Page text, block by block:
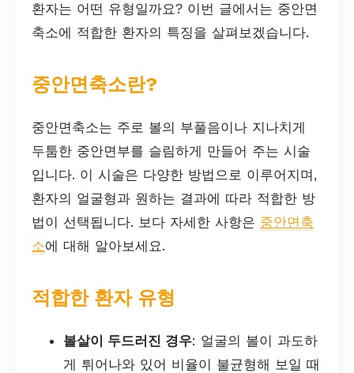
환자는 어떤 유형일까요? 이번 글에서는 중안면
축소에 적합한 환자의 특징을 살펴보겠습니다.
중안면축소란?
중안면축소는 주로 볼의 부풀음이나 지나치게
두툼한 중안면부를 슬림하게 만들어 주는 시술
입니다. 이 시술은 다양한 방법으로 이루어지며,
환자의 얼굴형과 원하는 결과에 따라 적합한 방
법이 선택됩니다. 보다 자세한 사항은 중안면축
소에 대해 알아보세요.
적합한 환자 유형
볼살이 두드러진 경우: 얼굴의 볼이 과도하
게 튀어나와 있어 비율이 불균형해 보일 때